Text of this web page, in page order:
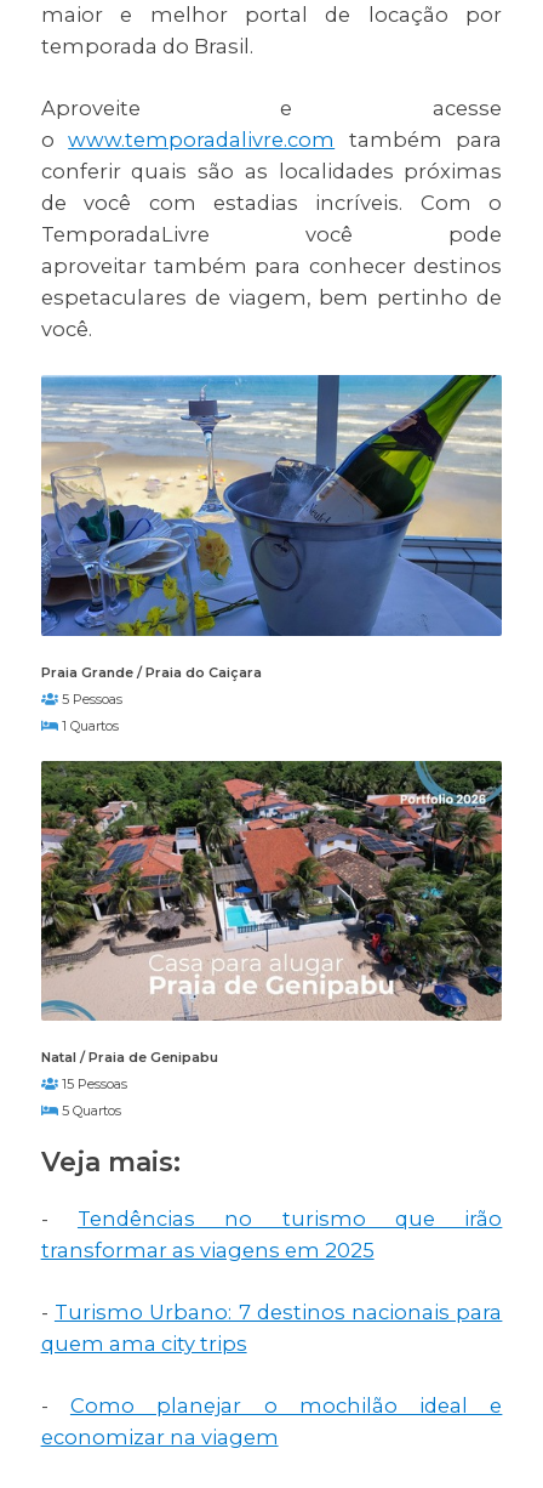
maior e melhor portal de locação por
temporada do Brasil.
Aproveite e acesse
owww.temporadalivre.com
também para
conferir quais são as localidades próximas
de você com estadias incríveis. Com o
TemporadaLivre você pode
aproveitar também para conhecer destinos
espetaculares de viagem, bem pertinho de
você.
Praia Grande / Praia do Caiçara
5 Pessoas
1 Quartos
Natal / Praia de Genipabu
15 Pessoas
5 Quartos
Veja mais:
- Tendências no turismo que irão
transformar as viagens em 2025
- Turismo Urbano: 7 destinos nacionais para
quem ama city trips
- Como planejar o mochilão ideal e
economizar na viagem